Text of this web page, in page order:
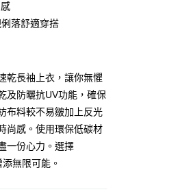
落舒適穿搭
乾長袖上衣，讓你無懼
及防曬抗UV功能，確保
布料較不易皺加上反光
尚感。使用環保低碳材
一份心力。選擇
無限可能。